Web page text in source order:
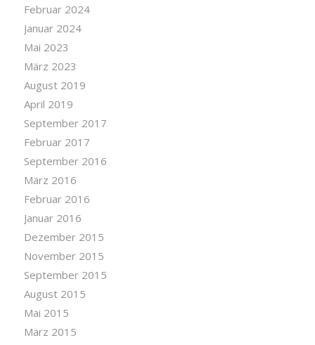
Februar 2024
Januar 2024
Mai 2023
März 2023
August 2019
April 2019
September 2017
Februar 2017
September 2016
März 2016
Februar 2016
Januar 2016
Dezember 2015
November 2015
September 2015
August 2015
Mai 2015
März 2015